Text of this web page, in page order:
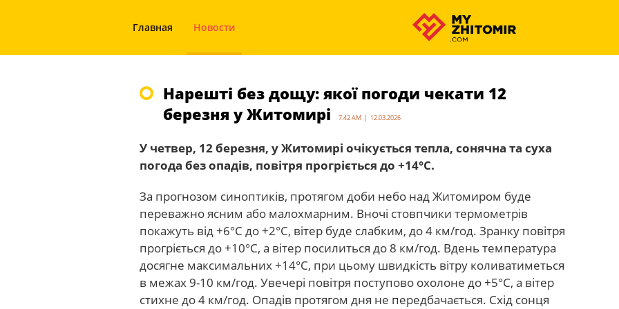
Главная Новости
Нарешті без дощу: якої погоди чекати 12
березня у Житомирі
7:42 AM | 12.03.2026
У четвер, 12 березня, у Житомирі очікується тепла, сонячна та суха
погода без опадів, повітря прогріється до +14°C.
За прогнозом синоптиків, протягом доби небо над Житомиром буде
переважно ясним або малохмарним. Вночі стовпчики термометрів
покажуть від +6°C до +2°C, вітер буде слабким, до 4 км/год. Зранку повітря
прогріється до +10°C, а вітер посилиться до 8 км/год. Вдень температура
досягне максимальних +14°C, при цьому швидкість вітру коливатиметься
в межах 9-10 км/год. Увечері повітря поступово охолоне до +5°C, а вітер
стихне до 4 км/год. Опадів протягом дня не передбачається. Схід сонця